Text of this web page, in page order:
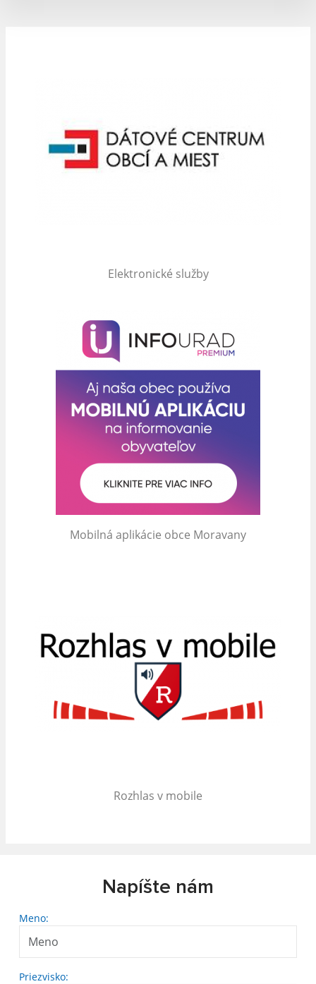
Elektronické služby
Mobilná aplikácie obce Moravany
Rozhlas v mobile
Napíšte nám
Meno:
Priezvisko: